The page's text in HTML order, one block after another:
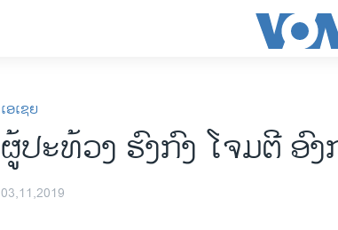
ເອເຊຍ
ຜູ້​ປະ​ທ້ວງ ຮົງ​ກົງ ໂຈມ​ຕີ ອົ
03,11,2019